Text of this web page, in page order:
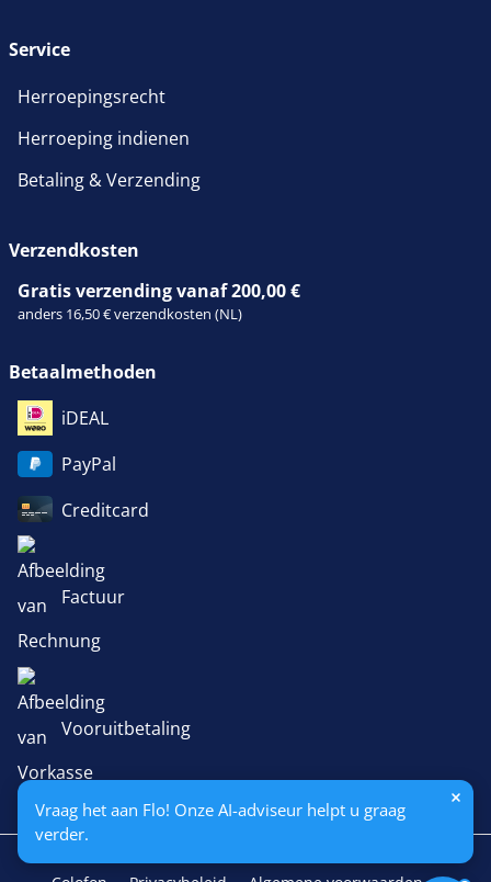
Vraag het aan Flo! Onze AI-adviseur helpt u graag
verder.
Service
Herroepingsrecht
Herroeping indienen
Betaling & Verzending
Verzendkosten
Gratis verzending vanaf 200,00 €
anders 16,50 € verzendkosten (NL)
Betaalmethoden
iDEAL
PayPal
Creditcard
Factuur
Vooruitbetaling